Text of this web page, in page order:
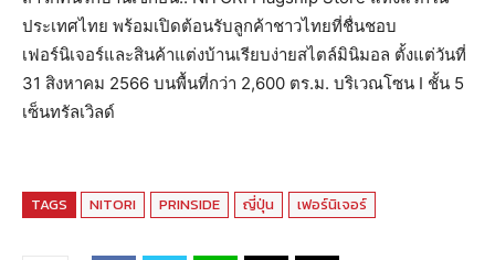
ประเทศไทย พร้อมเปิดต้อนรับลูกค้าชาวไทยที่ชื่นชอบ
เฟอร์นิเจอร์และสินค้าแต่งบ้านเรียบง่ายสไตล์มินิมอล ตั้งแต่วันที่
31 สิงหาคม 2566 บนพื้นที่กว่า 2,600 ตร.ม. บริเวณโซน I ชั้น 5
เซ็นทรัลเวิลด์
TAGS NITORI PRINSIDE ญี่ปุ่น เฟอร์นิเจอร์